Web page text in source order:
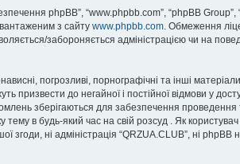
phpBB”, “www.phpbb.com”, “phpBB
з сайту www.phpbb.com . Обмеження
забороняється адміністрацією чи на
погрозливі, порнографічні та інші
призвести до негайної і постійної відмови у
зберігаються для забезпечення проведення
в будь-який час на свій розсуд . Як
ні адміністрація “QRZUA.CLUB”, ні phpBB